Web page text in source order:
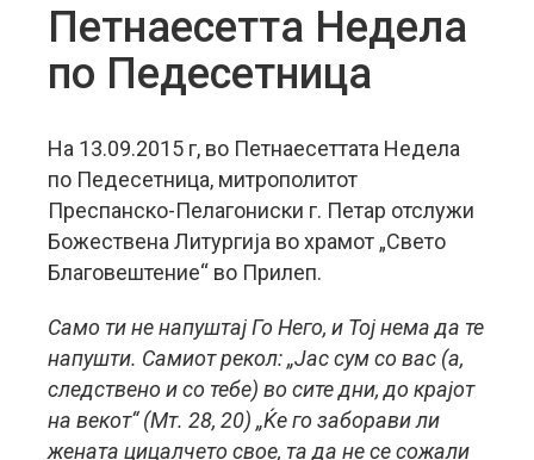
Петнаесетта Недела
по Педесетница
На 13.09.2015 г, во Петнаесеттата Недела
по Педесетница, митрополитот
Преспанско-Пелагониски г. Петар отслужи
Божествена Литургија во храмот „Свето
Благовештение“ во Прилеп.
Само ти не напуштај Го Него, и Тој нема да те
напушти. Самиот рекол: „Јас сум со вас (а,
следствено и со тебе) во сите дни, до крајот
на векот“ (Мт. 28, 20) „Ќе го заборави ли
жената цицалчето свое, та да не се сожали